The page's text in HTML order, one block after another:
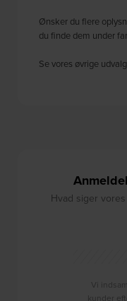
Ønsker du flere
du finde dem under
Se vores øvrige
Hvad siger
Vi
kunder